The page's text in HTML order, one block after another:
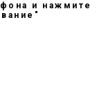
и нажмите